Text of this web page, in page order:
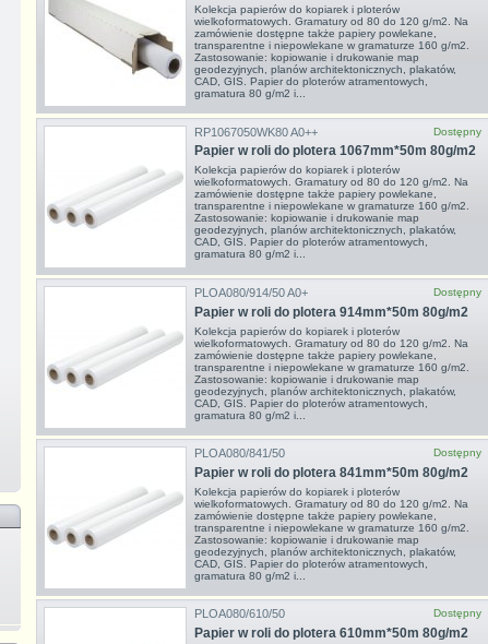
Kolekcja papierów do kopiarek i ploterów
wielkoformatowych. Gramatury od 80 do 120 g/m2. Na
zamówienie dostępne także papiery powlekane,
transparentne i niepowlekane w gramaturze 160 g/m2.
Zastosowanie: kopiowanie i drukowanie map
geodezyjnych, planów architektonicznych, plakatów,
CAD, GIS. Papier do ploterów atramentowych,
gramatura 80 g/m2 i...
Dostępny
RP1067050WK80 A0++
Papier w roli do plotera 1067mm*50m 80g/m2
Kolekcja papierów do kopiarek i ploterów
wielkoformatowych. Gramatury od 80 do 120 g/m2. Na
zamówienie dostępne także papiery powlekane,
transparentne i niepowlekane w gramaturze 160 g/m2.
Zastosowanie: kopiowanie i drukowanie map
geodezyjnych, planów architektonicznych, plakatów,
CAD, GIS. Papier do ploterów atramentowych,
gramatura 80 g/m2 i...
Dostępny
PLOA080/914/50 A0+
Papier w roli do plotera 914mm*50m 80g/m2
Kolekcja papierów do kopiarek i ploterów
wielkoformatowych. Gramatury od 80 do 120 g/m2. Na
zamówienie dostępne także papiery powlekane,
transparentne i niepowlekane w gramaturze 160 g/m2.
Zastosowanie: kopiowanie i drukowanie map
geodezyjnych, planów architektonicznych, plakatów,
CAD, GIS. Papier do ploterów atramentowych,
gramatura 80 g/m2 i...
Dostępny
PLOA080/841/50
Papier w roli do plotera 841mm*50m 80g/m2
Kolekcja papierów do kopiarek i ploterów
wielkoformatowych. Gramatury od 80 do 120 g/m2. Na
zamówienie dostępne także papiery powlekane,
transparentne i niepowlekane w gramaturze 160 g/m2.
Zastosowanie: kopiowanie i drukowanie map
geodezyjnych, planów architektonicznych, plakatów,
CAD, GIS. Papier do ploterów atramentowych,
gramatura 80 g/m2 i...
Dostępny
PLOA080/610/50
Papier w roli do plotera 610mm*50m 80g/m2